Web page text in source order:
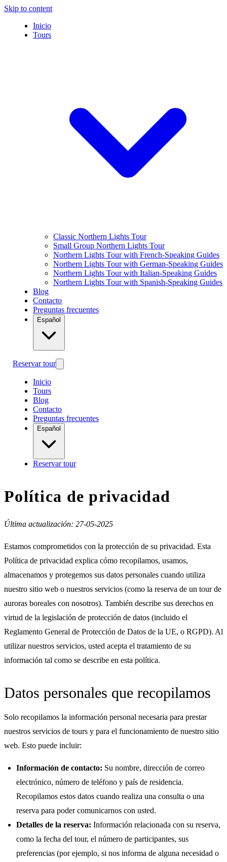
Skip to content
Inicio
Tours
Classic Northern Lights Tour
Small Group Northern Lights Tour
Northern Lights Tour with French-Speaking Guides
Northern Lights Tour with German-Speaking Guides
Northern Lights Tour with Italian-Speaking Guides
Northern Lights Tour with Spanish-Speaking Guides
Blog
Contacto
Preguntas frecuentes
Español
Reservar tour
Inicio
Tours
Blog
Contacto
Preguntas frecuentes
Español
Reservar tour
Política de privacidad
Última actualización: 27-05-2025
Estamos comprometidos con la protección de su privacidad. Esta
Política de privacidad explica cómo recopilamos, usamos,
almacenamos y protegemos sus datos personales cuando utiliza
nuestro sitio web o nuestros servicios (como la reserva de un tour de
auroras boreales con nosotros). También describe sus derechos en
virtud de la legislación de protección de datos (incluido el
Reglamento General de Protección de Datos de la UE, o RGPD). Al
utilizar nuestros servicios, usted acepta el tratamiento de su
información tal como se describe en esta política.
Datos personales que recopilamos
Solo recopilamos la información personal necesaria para prestar
nuestros servicios de tours y para el funcionamiento de nuestro sitio
web. Esto puede incluir:
Información de contacto: Su nombre, dirección de correo
electrónico, número de teléfono y país de residencia.
Recopilamos estos datos cuando realiza una consulta o una
reserva para poder comunicarnos con usted.
Detalles de la reserva: Información relacionada con su reserva,
como la fecha del tour, el número de participantes, sus
preferencias (por ejemplo, si nos informa de alguna necesidad o